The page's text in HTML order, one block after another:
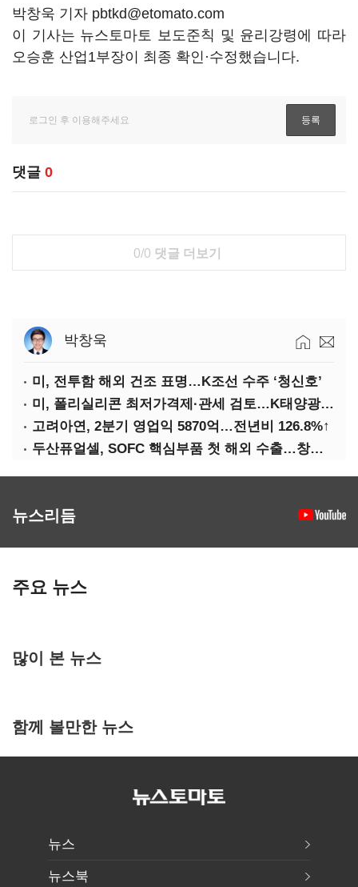
박창욱 기자 pbtkd@etomato.com
이 기사는 뉴스토마토 보도준칙 및 윤리강령에 따라
오승훈 산업1부장이 최종 확인·수정했습니다.
댓글 0
0/0 댓글 더보기
박창욱
미, 전투함 해외 건조 표명…K조선 수주 ‘청신호’
미, 폴리실리콘 최저가격제·관세 검토…K태양광 입지 확대 기대
고려아연, 2분기 영업익 5870억…전년비 126.8%↑
두산퓨얼셀, SOFC 핵심부품 첫 해외 수출…창사 이래 최대 규모
뉴스리듬
주요 뉴스
많이 본 뉴스
함께 볼만한 뉴스
뉴스
뉴스북